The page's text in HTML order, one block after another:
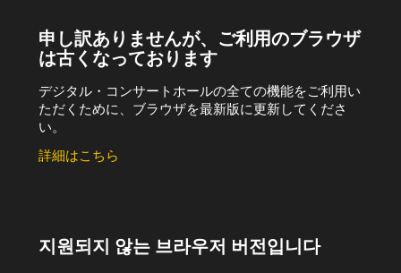
申し訳ありませんが、ご利用のブラウザ
は古くなっております
デジタル・コンサートホールの全ての機能をご利用い
ただくために、ブラウザを最新版に更新してくださ
い。
詳細はこちら
지원되지 않는 브라우저 버전입니다